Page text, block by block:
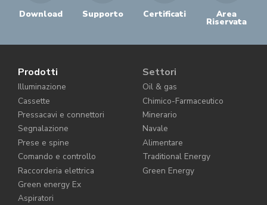
Download Supporto Certificati Area
Riservata
Prodotti
Illuminazione
Cassette
Pressacavi e connettori
Segnalazione
Prese e spine
Comando e controllo
Raccorderia elettrica
Green energy Ex
Aspiratori
Settori
Oil & gas
Chimico-Farmaceutico
Minerario
Navale
Alimentare
Traditional Energy
Green Energy